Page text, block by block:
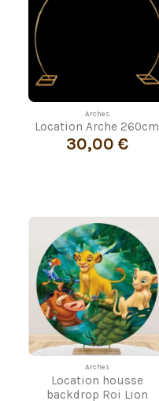
Arches
Location Arche 260cm
30,00 €
Arches
Location housse
backdrop Roi Lion